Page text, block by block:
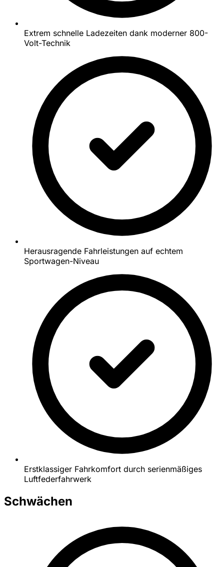
Extrem schnelle Ladezeiten dank moderner 800-
Volt-Technik
Herausragende Fahrleistungen auf echtem
Sportwagen-Niveau
Erstklassiger Fahrkomfort durch serienmäßiges
Luftfederfahrwerk
Schwächen